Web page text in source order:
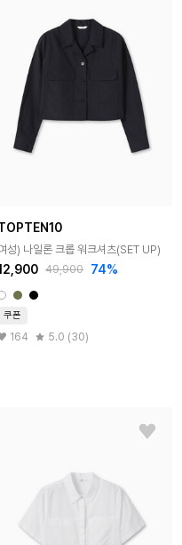
성) 나일론 크롭 워크셔츠(SET UP)
49,900 74%
쿠폰
164 5.0 (30)